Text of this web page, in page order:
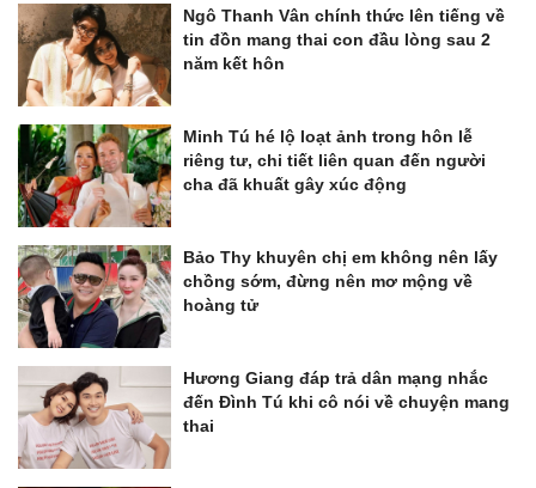
Ngô Thanh Vân chính thức lên tiếng về
tin đồn mang thai con đầu lòng sau 2
năm kết hôn
Minh Tú hé lộ loạt ảnh trong hôn lễ
riêng tư, chi tiết liên quan đến người
cha đã khuất gây xúc động
Bảo Thy khuyên chị em không nên lấy
chồng sớm, đừng nên mơ mộng về
hoàng tử
Hương Giang đáp trả dân mạng nhắc
đến Đình Tú khi cô nói về chuyện mang
thai